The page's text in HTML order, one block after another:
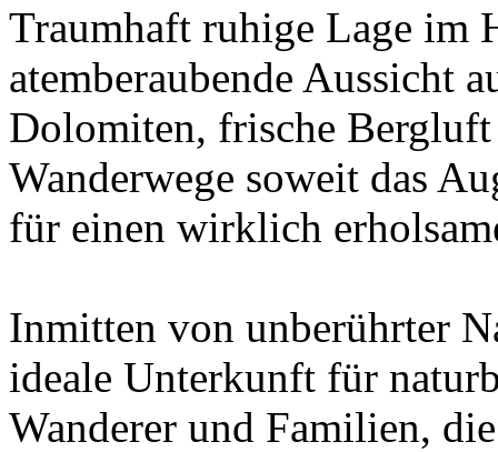
Traumhaft ruhige Lage im
atemberaubende Aussicht
Dolomiten, frische
Wanderwege soweit das
für einen wirklich
Inmitten von unberührter
ideale Unterkunft für
Wanderer und Familien,